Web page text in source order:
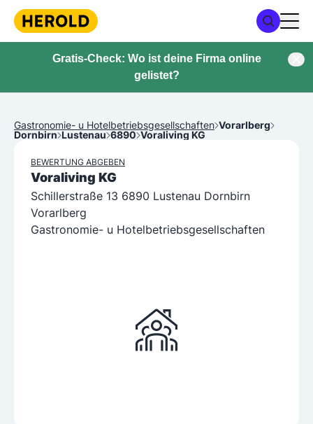
Gratis-Check: Wo ist deine Firma online
gelistet?
Gastronomie- u Hotelbetriebsgesellschaften Vorarlberg
Dornbirn Lustenau 6890 Voraliving KG
BEWERTUNG ABGEBEN
Voraliving KG
Schillerstraße 13 6890 Lustenau Dornbirn
Vorarlberg
Gastronomie- u Hotelbetriebsgesellschaften